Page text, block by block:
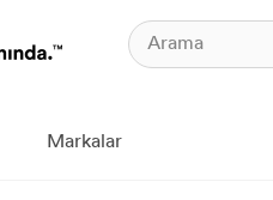
Markalar